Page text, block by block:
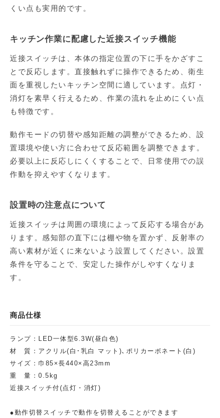
くい点も実用的です。
キッチン作業に配慮した近接スイッチ機能
近接スイッチは、本体の指定位置の下に手をかざすこ
とで反応します。直接触れずに操作できるため、衛生
面を重視したいキッチン空間に適しています。点灯・
消灯を素早く行えるため、作業の流れを止めにくい点
も特徴です。
動作モードの切替や感知距離の調整ができるため、設
置環境や使い方に合わせて反応範囲を調整できます。
必要以上に反応しにくくすることで、日常使用での誤
作動を抑えやすくなります。
設置時の注意点について
近接スイッチは周囲の環境によって反応する場合があ
ります。感知部の直下には棚や物を置かず、反射率の
高い素材が近くに来ないよう設置してください。設置
条件を守ることで、安定した操作がしやすくなりま
す。
商品仕様
ランプ：LED一体型6.3W(昼白色)
材 質：アクリル(白･乳白 マット)､ポリカーボネート(白)
サイズ：巾85×長440×高23mm
重 量：0.5kg
近接スイッチ付(点灯・消灯)
●動作切替スイッチで動作を切替えることができます